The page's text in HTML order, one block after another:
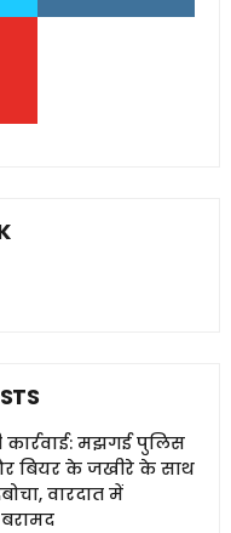
कार्रवाई: मझगई पुलिस
बियर के जखीरे के साथ
वारदात में